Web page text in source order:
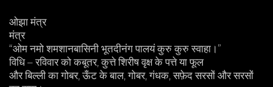
ओझा मंत्र
मंत्र
“ओम नमो शमशानबासिनी भूतदीनंग पालयं कुरु कुरु स्वाहा।”
विधि – रविवार को कबूतर, कुत्ते शिरीष वृक्ष के पत्ते या फूल
और बिल्ली का गोबर, ऊँट के बाल, गोबर, गंधक, सफ़ेद सरसों और सरसों